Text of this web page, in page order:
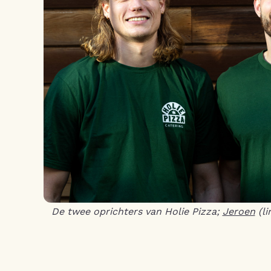
De twee oprichters van Holie Pizza; Jeroen